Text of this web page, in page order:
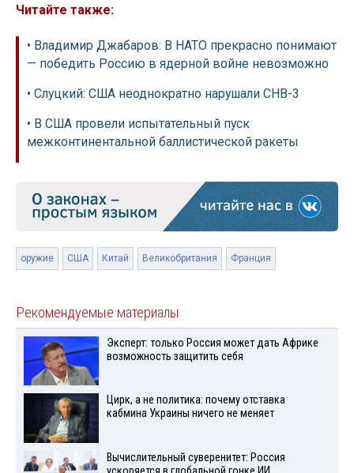
Читайте также:
• Владимир Джабаров: В НАТО прекрасно понимают
— победить Россию в ядерной войне невозможно
• Слуцкий: США неоднократно нарушали СНВ-3
• В США провели испытательный пуск
межконтинентальной баллистической ракеты
оружие США Китай Великобритания Франция
Рекомендуемые материалы
Эксперт: только Россия может дать Африке
возможность защитить себя
Цирк, а не политика: почему отставка
кабмина Украины ничего не меняет
Вычислительный суверенитет: Россия